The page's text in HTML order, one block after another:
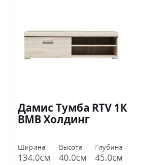
Дамис Тумба RTV 1К
ВМВ Холдинг
Ширина
134.0см
Высота
40.0см
Глубина
45.0см